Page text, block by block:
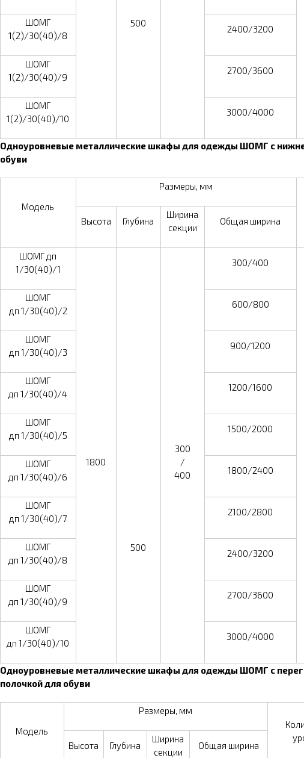
500
ШОМГ
1(2)/30(40)/8
2400/3200
ШОМГ
1(2)/30(40)/9
2700/3600
ШОМГ
1(2)/30(40)/10
3000/4000
Одноуровневые металлические шкафы для одежды ШОМГ с
обуви
Модель
Размеры, мм
Высота
Глубина
Ширина
секции
Общая ширина
ШОМГ дп
1/30(40)/1
1800
500
300
/
400
300/400
ШОМГ
дп 1/30(40)/2
600/800
ШОМГ
дп 1/30(40)/3
900/1200
ШОМГ
дп 1/30(40)/4
1200/1600
ШОМГ
дп 1/30(40)/5
1500/2000
ШОМГ
дп 1/30(40)/6
1800/2400
ШОМГ
дп 1/30(40)/7
2100/2800
ШОМГ
дп 1/30(40)/8
2400/3200
ШОМГ
дп 1/30(40)/9
2700/3600
ШОМГ
дп 1/30(40)/10
3000/4000
Одноуровневые металлические шкафы для одежды ШОМГ с
полочкой для обуви
Модель
Размеры, мм
Высота Глубина
Ширина
секции
Общая ширина